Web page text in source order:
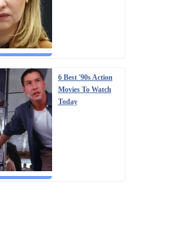
6 Best '90s Action
Movies To Watch
Today